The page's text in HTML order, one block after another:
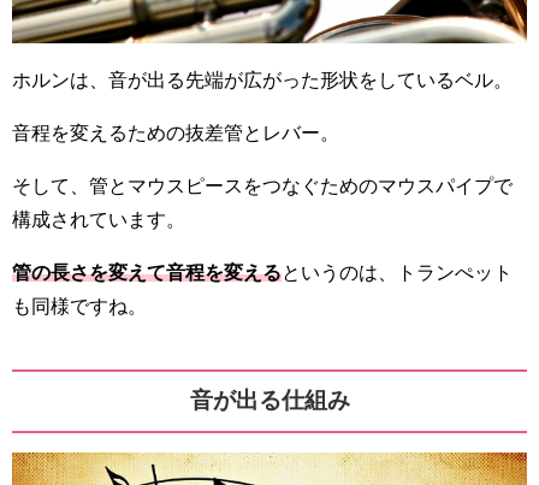
ホルンは、音が出る先端が広がった形状をしているベル。
音程を変えるための抜差管とレバー。
そして、管とマウスピースをつなぐためのマウスパイプで
構成されています。
管の長さを変えて音程を変えるというのは、トランぺット
も同様ですね。
音が出る仕組み